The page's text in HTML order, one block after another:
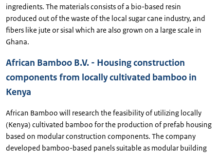
ingredients. The materials consists of a bio-based resin
produced out of the waste of the local sugar cane industry, and
fibers like jute or sisal which are also grown on a large scale in
Ghana.
African Bamboo B.V. - Housing construction
components from locally cultivated bamboo in
Kenya
African Bamboo will research the feasibility of utilizing locally
(Kenya) cultivated bamboo for the production of prefab housing
based on modular construction components. The company
developed bamboo-based panels suitable as modular building